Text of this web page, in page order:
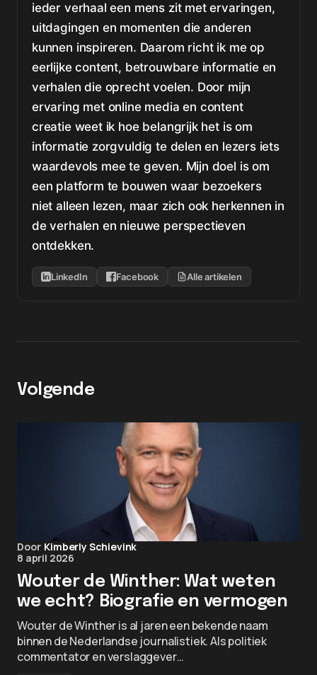
ieder verhaal een mens zit met ervaringen,
uitdagingen en momenten die anderen
kunnen inspireren. Daarom richt ik me op
eerlijke content, betrouwbare informatie en
verhalen die oprecht voelen. Door mijn
ervaring met online media en content
creatie weet ik hoe belangrijk het is om
informatie zorgvuldig te delen en lezers iets
waardevols mee te geven. Mijn doel is om
een platform te bouwen waar bezoekers
niet alleen lezen, maar zich ook herkennen in
de verhalen en nieuwe perspectieven
ontdekken.
LinkedIn Facebook Alle artikelen
Volgende
Door Kimberly Schievink
8 april 2026
Wouter de Winther: Wat weten
we echt? Biografie en vermogen
Wouter de Winther is al jaren een bekende naam
binnen de Nederlandse journalistiek. Als politiek
commentator en verslaggever…